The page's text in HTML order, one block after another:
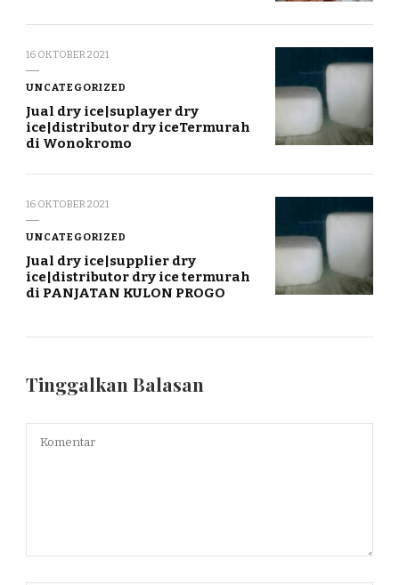
16 OKTOBER 2021
UNCATEGORIZED
Jual dry ice|suplayer dry
ice|distributor dry iceTermurah
di Wonokromo
16 OKTOBER 2021
UNCATEGORIZED
Jual dry ice|supplier dry
ice|distributor dry ice termurah
di PANJATAN KULON PROGO
Tinggalkan Balasan